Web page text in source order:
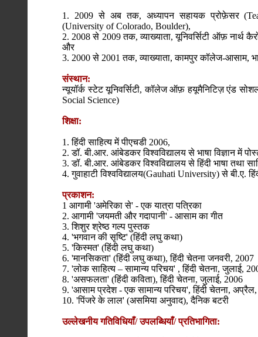
1. 2009 से अब तक, अध्यापन सहायक प्रोफ़ेसर
(University of Colorado, Boulder),
2. 2008 से 2009 तक, व्याख्याता, यूनिवर्सिटी ऑफ़ नार्थ
और
3. 2000 से 2001 तक, व्याख्याता, कामपुर कॉलेज-आसाम,
संस्थान:
न्यूयॉर्क स्टेट यूनिवर्सिटी, कॉलेज ऑफ़ हयूमैनिटिज़ एंड
Social Science)
शिक्षा:
1. हिंदी साहित्य में पीएचडी 2006,
2. डॉ. बी.आर. आंबेडकर विश्वविद्यालय से भाषा विज्ञान में
3. डॉ. बी.आर. आंबेडकर विश्वविद्यालय से हिंदी भाषा तथा
4. गुवाहाटी विश्वविद्यालय(Gauhati University) से बी.ए.
प्रकाशन:
1 आगामी 'अमेरिका से' - एक यात्रा पत्रिका
2. आगामी 'जयमती और गदापानी' - आसाम का गीत
3. शिशुर श्रेष्ठ गल्प पुस्तक
4. 'भगवान की सृष्टि' (हिंदी लघु कथा)
5. 'किस्मत' (हिंदी लघु कथा)
6. 'मानसिकता' (हिंदी लघु कथा), हिंदी चेतना जनवरी, 2007
7. 'लोक साहित्य – सामान्य परिचय' , हिंदी चेतना, जुलाई,
8. 'असफलता' (हिंदी कविता), हिंदी चेतना, जुलाई, 2006
9. 'आसाम प्रदेश - एक सामान्य परिचय', हिंदी चेतना,
10. 'पिंजरे के लाल' (असमिया अनुवाद), दैनिक बटरी
उल्लेखनीय गतिविधियाँ/ उपलब्धियाँ/ प्रतिभागिता: